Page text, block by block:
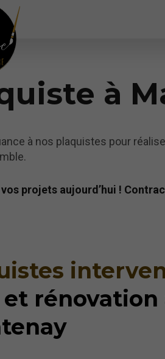
à
à nos plaquistes pour
projets aujourd’hui !
rénovation